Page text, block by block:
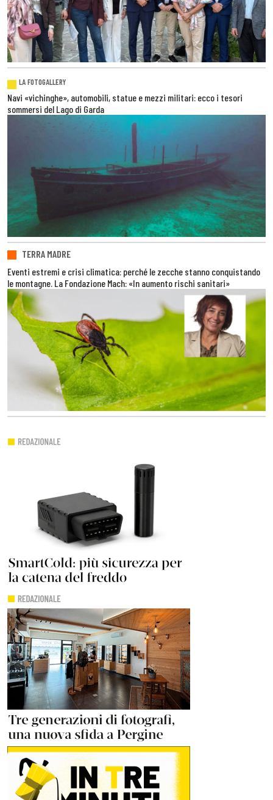
LA FOTOGALLERY
Navi «vichinghe», automobili, statue e mezzi militari: ecco i tesori
sommersi del Lago di Garda
TERRA MADRE
Eventi estremi e crisi climatica: perché le zecche stanno conquistando
le montagne. La Fondazione Mach: «In aumento rischi sanitari»